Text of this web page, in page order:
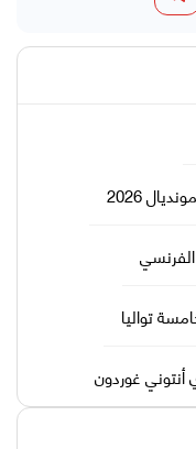
2026
تواليا
أنتوني غوردون